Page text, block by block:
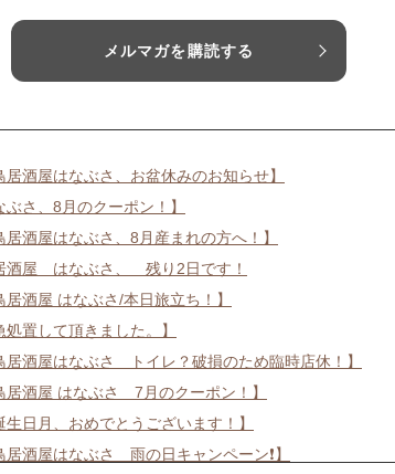
メルマガを購読する
居酒屋はなぶさ、お盆休みのお知らせ】
ぶさ、8月のクーポン！】
居酒屋はなぶさ、8月産まれの方へ！】
酒屋 はなぶさ、 残り2日です！
居酒屋 はなぶさ/本日旅立ち！】
処置して頂きました。】
居酒屋はなぶさ トイレ？破損のため臨時店休！】
居酒屋 はなぶさ 7月のクーポン！】
生日月、おめでとうございます！】
居酒屋はなぶさ 雨の日キャンペーン❗️】